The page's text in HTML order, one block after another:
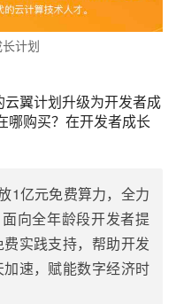
计划
翼计划升级为开发者成
哪购买？在开发者成长
1亿元免费算力，全力
向全年龄段开发者提
实践支持，帮助开发
速，赋能数字经济时